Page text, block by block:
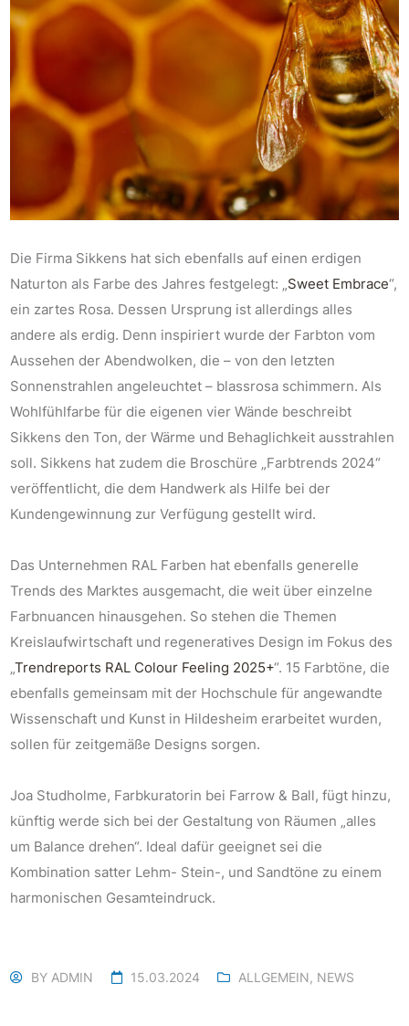
Die Firma Sikkens hat sich ebenfalls auf einen erdigen
Naturton als Farbe des Jahres festgelegt: „Sweet Embrace“,
ein zartes Rosa. Dessen Ursprung ist allerdings alles
andere als erdig. Denn inspiriert wurde der Farbton vom
Aussehen der Abendwolken, die – von den letzten
Sonnenstrahlen angeleuchtet – blassrosa schimmern. Als
Wohlfühlfarbe für die eigenen vier Wände beschreibt
Sikkens den Ton, der Wärme und Behaglichkeit ausstrahlen
soll. Sikkens hat zudem die Broschüre „Farbtrends 2024“
veröffentlicht, die dem Handwerk als Hilfe bei der
Kundengewinnung zur Verfügung gestellt wird.
Das Unternehmen RAL Farben hat ebenfalls generelle
Trends des Marktes ausgemacht, die weit über einzelne
Farbnuancen hinausgehen. So stehen die Themen
Kreislaufwirtschaft und regeneratives Design im Fokus des
„Trendreports RAL Colour Feeling 2025+“. 15 Farbtöne, die
ebenfalls gemeinsam mit der Hochschule für angewandte
Wissenschaft und Kunst in Hildesheim erarbeitet wurden,
sollen für zeitgemäße Designs sorgen.
Joa Studholme, Farbkuratorin bei Farrow & Ball, fügt hinzu,
künftig werde sich bei der Gestaltung von Räumen „alles
um Balance drehen“. Ideal dafür geeignet sei die
Kombination satter Lehm- Stein-, und Sandtöne zu einem
harmonischen Gesamteindruck.
BY ADMIN 15.03.2024 ALLGEMEIN, NEWS